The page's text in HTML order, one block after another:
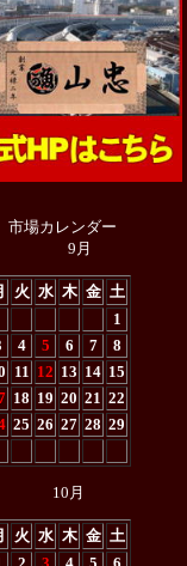
場カレンダー
月
火 水 木 金 土
1
4 5 6 7
8
11 12 13 14 15
18 19 20 21 22
25 26 27 28 29
月
火 水 木 金 土